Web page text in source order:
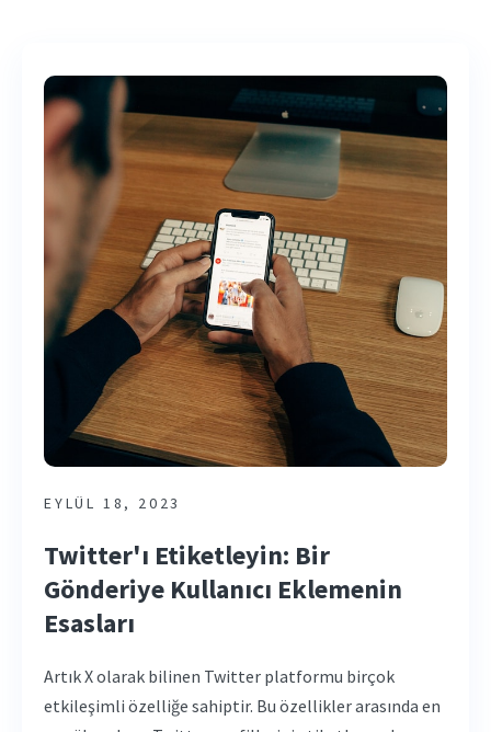
EYLÜL 18, 2023
Twitter'ı Etiketleyin: Bir
Gönderiye Kullanıcı Eklemenin
Esasları
Artık X olarak bilinen Twitter platformu birçok
etkileşimli özelliğe sahiptir. Bu özellikler arasında en